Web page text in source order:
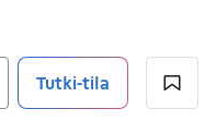
Tutki-tila